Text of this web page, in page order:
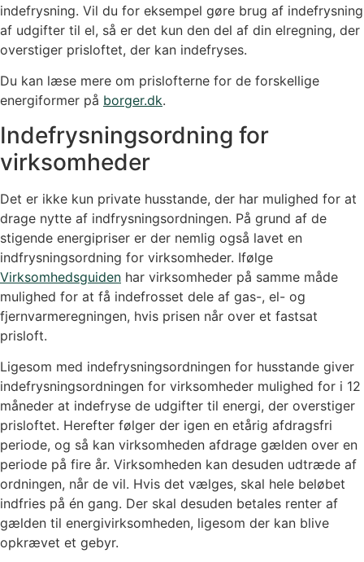
indefrysning. Vil du for eksempel gøre brug af indefrysning
af udgifter til el, så er det kun den del af din elregning, der
overstiger prisloftet, der kan indefryses.
Du kan læse mere om prislofterne for de forskellige
energiformer på borger.dk.
Indefrysningsordning for
virksomheder
Det er ikke kun private husstande, der har mulighed for at
drage nytte af indfrysningsordningen. På grund af de
stigende energipriser er der nemlig også lavet en
indfrysningsordning for virksomheder. Ifølge
Virksomhedsguiden har virksomheder på samme måde
mulighed for at få indefrosset dele af gas-, el- og
fjernvarmeregningen, hvis prisen når over et fastsat
prisloft.
Ligesom med indefrysningsordningen for husstande giver
indefrysningsordningen for virksomheder mulighed for i 12
måneder at indefryse de udgifter til energi, der overstiger
prisloftet. Herefter følger der igen en etårig afdragsfri
periode, og så kan virksomheden afdrage gælden over en
periode på fire år. Virksomheden kan desuden udtræde af
ordningen, når de vil. Hvis det vælges, skal hele beløbet
indfries på én gang. Der skal desuden betales renter af
gælden til energivirksomheden, ligesom der kan blive
opkrævet et gebyr.